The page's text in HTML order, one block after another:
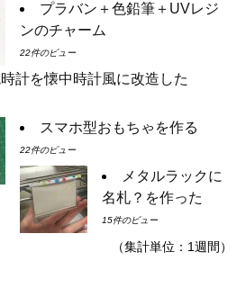
プラバン＋色鉛筆＋UVレジ
ンのチャーム
22件のビュー
計を懐中時計風に改造した
スマホ型おもちゃを作る
22件のビュー
メタルラックに
名札？を作った
15件のビュー
（集計単位：1週間）